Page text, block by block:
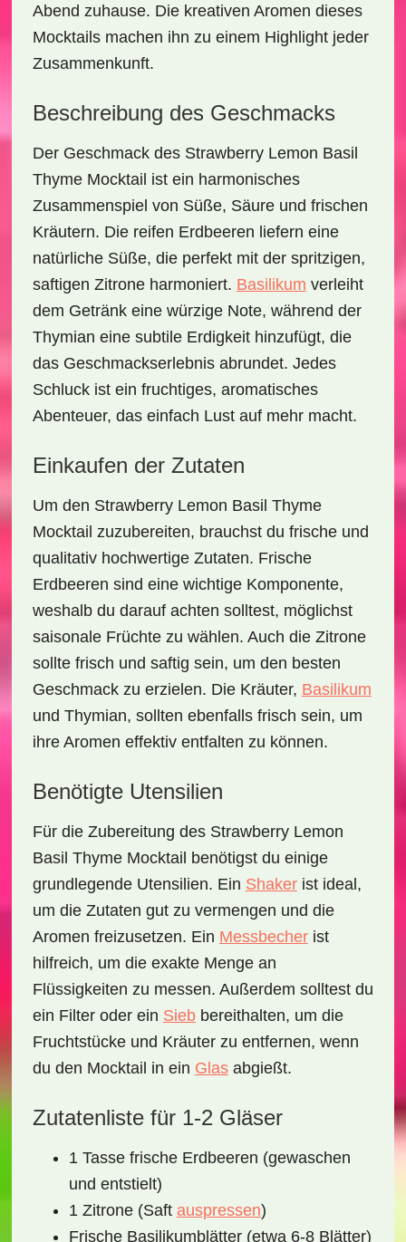
Abend zuhause. Die kreativen Aromen dieses
Mocktails machen ihn zu einem Highlight jeder
Zusammenkunft.
Beschreibung des Geschmacks
Der Geschmack des Strawberry Lemon Basil
Thyme Mocktail ist ein harmonisches
Zusammenspiel von Süße, Säure und frischen
Kräutern. Die reifen Erdbeeren liefern eine
natürliche Süße, die perfekt mit der spritzigen,
saftigen Zitrone harmoniert. Basilikum verleiht
dem Getränk eine würzige Note, während der
Thymian eine subtile Erdigkeit hinzufügt, die
das Geschmackserlebnis abrundet. Jedes
Schluck ist ein fruchtiges, aromatisches
Abenteuer, das einfach Lust auf mehr macht.
Einkaufen der Zutaten
Um den Strawberry Lemon Basil Thyme
Mocktail zuzubereiten, brauchst du frische und
qualitativ hochwertige Zutaten. Frische
Erdbeeren sind eine wichtige Komponente,
weshalb du darauf achten solltest, möglichst
saisonale Früchte zu wählen. Auch die Zitrone
sollte frisch und saftig sein, um den besten
Geschmack zu erzielen. Die Kräuter, Basilikum
und Thymian, sollten ebenfalls frisch sein, um
ihre Aromen effektiv entfalten zu können.
Benötigte Utensilien
Für die Zubereitung des Strawberry Lemon
Basil Thyme Mocktail benötigst du einige
grundlegende Utensilien. Ein Shakerist ideal,
um die Zutaten gut zu vermengen und die
Aromen freizusetzen. Ein Messbecherist
hilfreich, um die exakte Menge an
Flüssigkeiten zu messen. Außerdem solltest du
ein Filteroder ein Siebbereithalten, um die
Fruchtstücke und Kräuter zu entfernen, wenn
du den Mocktail in ein Glasabgießt.
Zutatenliste für 1-2 Gläser
1 Tasse frische Erdbeeren (gewaschen
und entstielt)
1 Zitrone (Saft auspressen)
Frische Basilikumblätter (etwa 6-8 Blätter)